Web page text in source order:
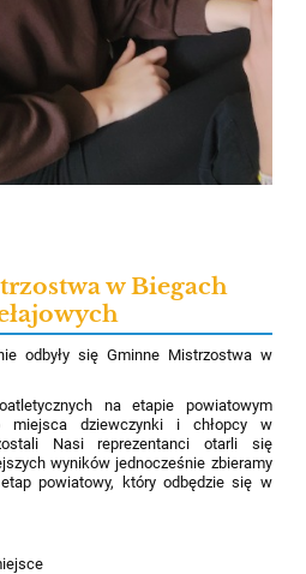
w Biegach
odbyły się Gminne Mistrzostwa w
na etapie powiatowym
miejsca dziewczynki i chłopcy w
Nasi reprezentanci otarli się
wyników jednocześnie zbieramy
powiatowy, który odbędzie się w